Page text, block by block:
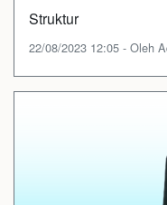
Struktur
22/08/2023 12:05 - Oleh